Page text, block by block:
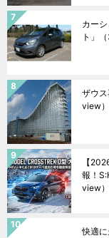
カー
ト」
ザウ
view）
【
報！
view）
快適